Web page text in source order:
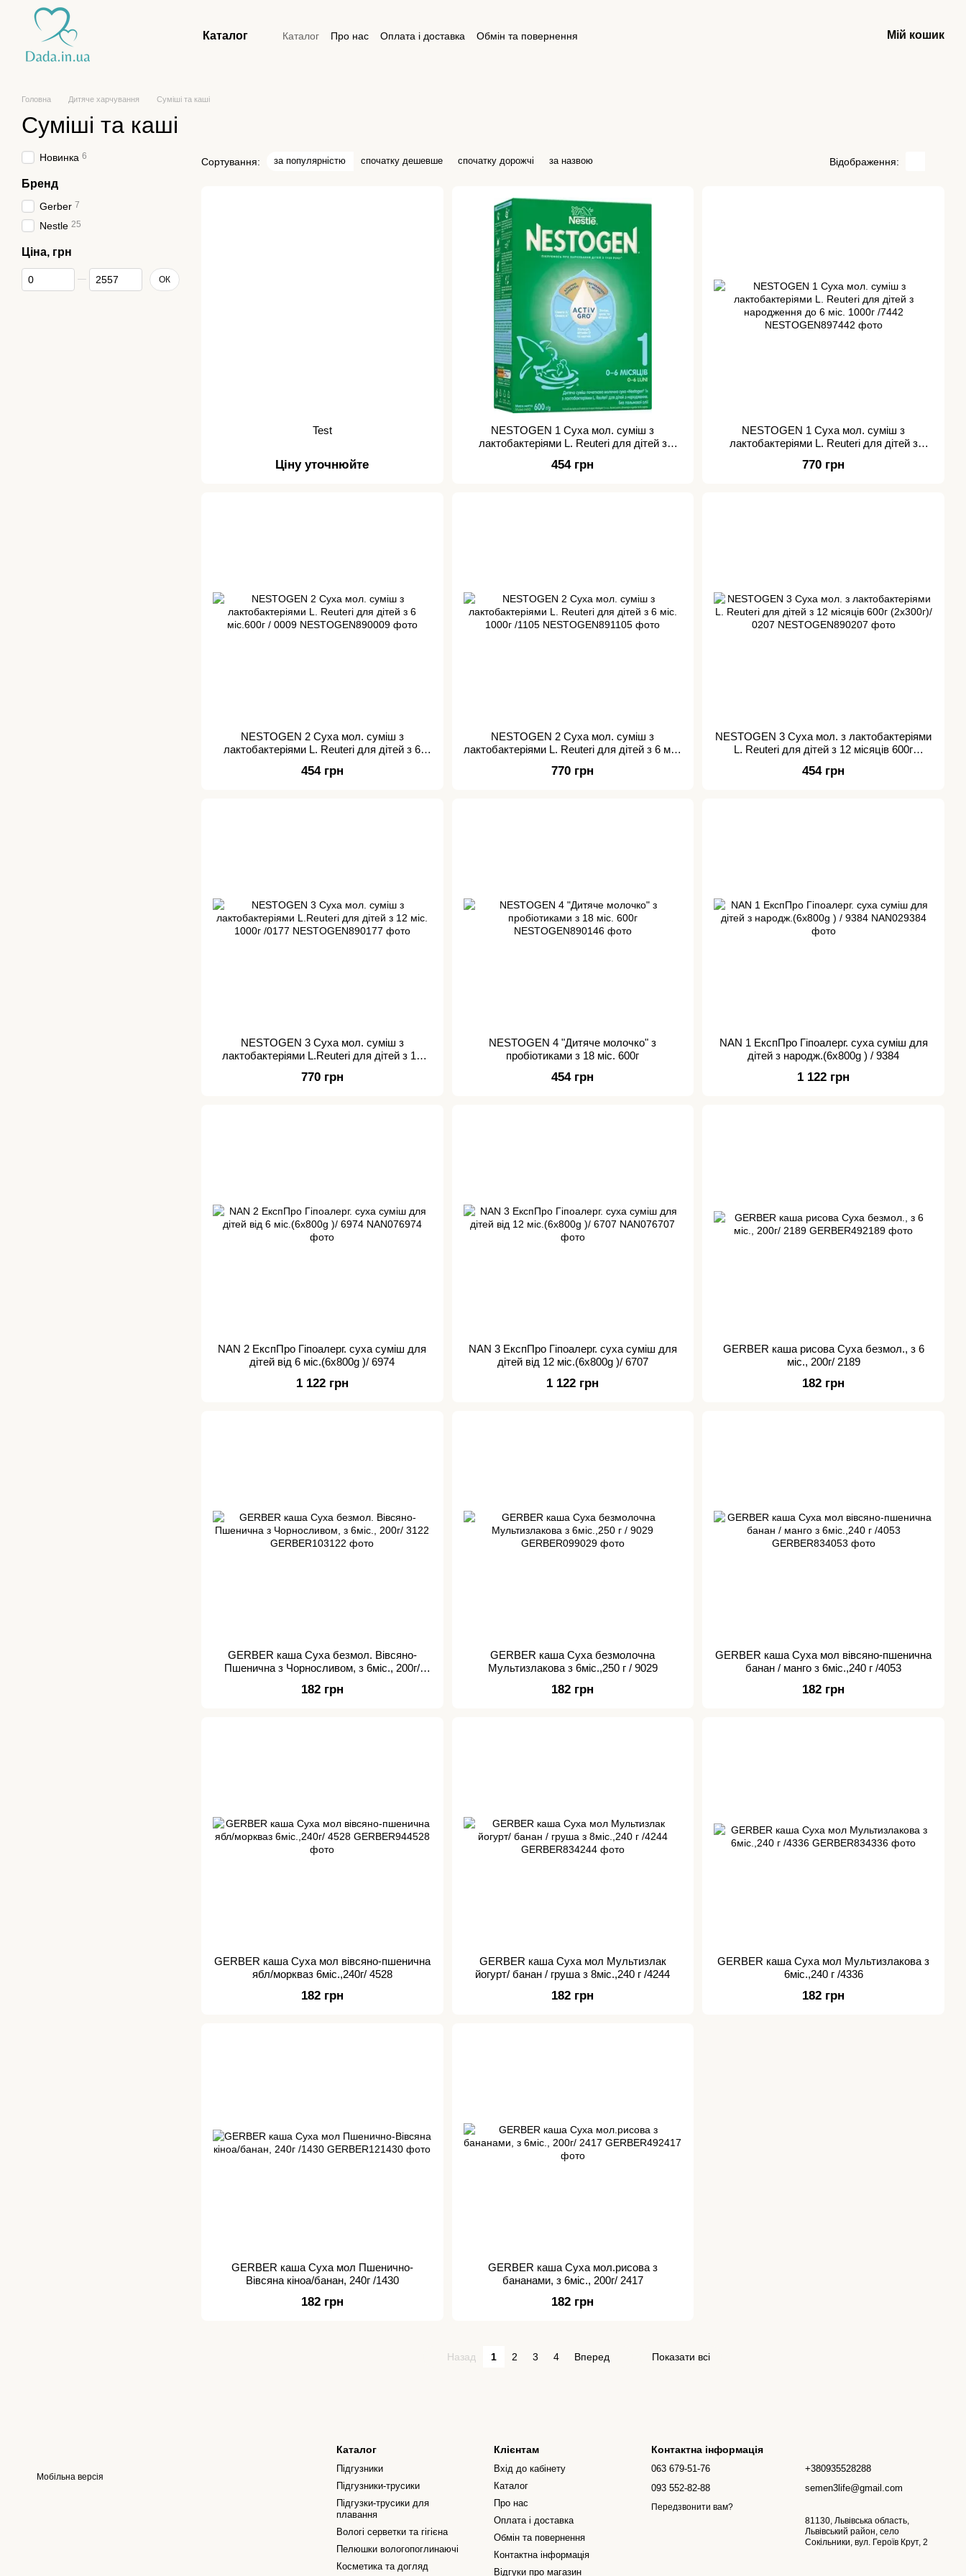
Перейти до основного контенту
Каталог Каталог Про нас Оплата і доставка
Обмін та повернення
Мій кошик
Головна Дитяче харчування Суміші та каші
Суміші та каші
Сортування: за популярністю спочатку дешевше спочатку дорожчі за назвою Відображення:
Test
Ціну уточнюйте
NESTOGEN 1 Суха мол. суміш з
лактобактеріями L. Reuteri для дітей з
454 грн
NESTOGEN 1 Суха мол. суміш з
лактобактеріями L. Reuteri для дітей з
770 грн
NESTOGEN 2 Суха мол. суміш з
лактобактеріями L. Reuteri для дітей з 6
454 грн
NESTOGEN 2 Суха мол. суміш з
лактобактеріями L. Reuteri для дітей з 6 міс.
770 грн
NESTOGEN 3 Суха мол. з лактобактеріями
L. Reuteri для дітей з 12 місяців 600г
454 грн
NESTOGEN 3 Суха мол. суміш з
лактобактеріями L.Reuteri для дітей з 12
770 грн
NESTOGEN 4 "Дитяче молочко" з
пробіотиками з 18 міс. 600г
454 грн
NAN 1 ЕкспПро Гіпоалерг. суха суміш для
дітей з народж.(6x800g ) / 9384
1 122 грн
NAN 2 ЕкспПро Гіпоалерг. суха суміш для
дітей від 6 міс.(6x800g )/ 6974
1 122 грн
NAN 3 ЕкспПро Гіпоалерг. суха суміш для
дітей від 12 міс.(6x800g )/ 6707
1 122 грн
GERBER каша рисова Суха безмол., з 6
міс., 200г/ 2189
182 грн
GERBER каша Суха безмол. Вівсяно-
Пшенична з Чорносливом, з 6міс., 200г/
182 грн
GERBER каша Суха безмолочна
Мультизлакова з 6міс.,250 г / 9029
182 грн
GERBER каша Суха мол вівсяно-пшенична
банан / манго з 6міс.,240 г /4053
182 грн
GERBER каша Суха мол вівсяно-пшенична
ябл/моркваз 6міс.,240г/ 4528
182 грн
GERBER каша Суха мол Мультизлак
йогурт/ банан / груша з 8міс.,240 г /4244
182 грн
GERBER каша Суха мол Мультизлакова з
6міс.,240 г /4336
182 грн
GERBER каша Суха мол Пшенично-
Вівсяна кіноа/банан, 240г /1430
182 грн
GERBER каша Суха мол.рисова з
бананами, з 6міс., 200г/ 2417
182 грн
Назад 1 2 3 4 Вперед Показати всі
Новинка 6
Бренд
Gerber 7
Nestle 25
Ціна, грн
Від Ціна, грн
До Ціна, грн ОК
Мобільна версія
Каталог
Підгузники
Підгузники-трусики
Підгузки-трусики для
плавання
Вологі серветки та гігієна
Пелюшки вологопоглинаючі
Косметика та догляд
Клієнтам
Вхід до кабінету
Каталог
Про нас
Оплата і доставка
Обмін та повернення
Контактна інформація
Відгуки про магазин
Контактна інформація
063 679-51-76
093 552-82-88
Передзвонити вам?
+380935528288
semen3life@gmail.com
81130, Львівська область,
Львівський район, село
Сокільники, вул. Героїв Крут, 2